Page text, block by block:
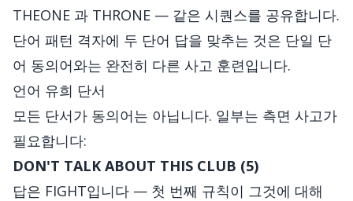
THEONE 과 THRONE — 같은 시퀀스를 공유합니다.
단어 패턴 격자에 두 단어 답을 맞추는 것은 단일 단
어 동의어와는 완전히 다른 사고 훈련입니다.
언어 유희 단서
모든 단서가 동의어는 아닙니다. 일부는 측면 사고가
필요합니다:
DON'T TALK ABOUT THIS CLUB (5)
답은 FIGHT입니다 — 첫 번째 규칙이 그것에 대해